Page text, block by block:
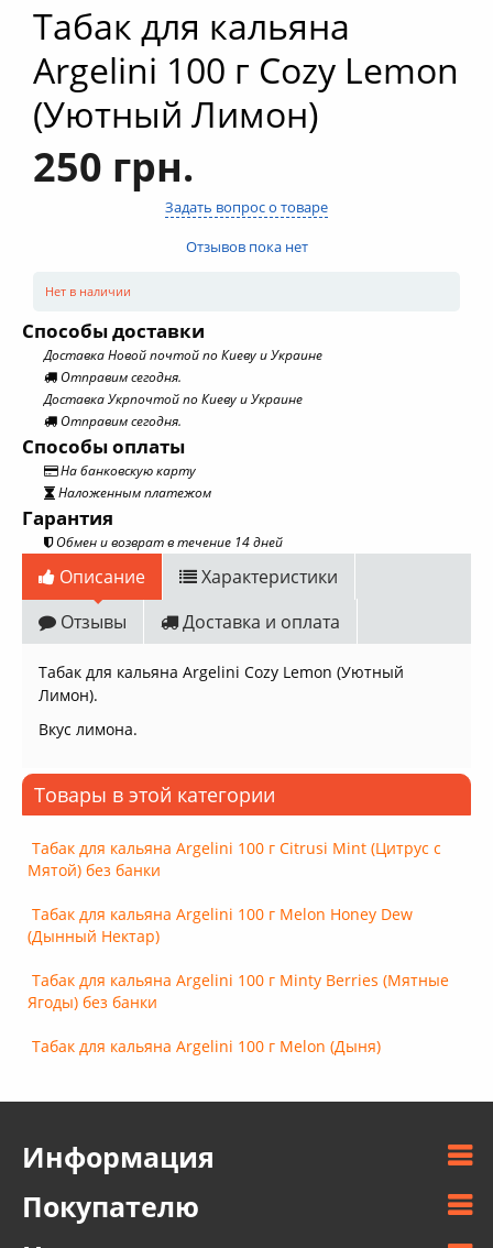
Табак для кальяна
Argelini 100 г Cozy Lemon
(Уютный Лимон)
250 грн.
Задать вопрос о товаре
Отзывов пока нет
Нет в наличии
Способы доставки
Доставка Новой почтой по Киеву и Украине
Отправим сегодня.
Доставка Укрпочтой по Киеву и Украине
Отправим сегодня.
Способы оплаты
На банковскую карту
Наложенным платежом
Гарантия
Обмен и возврат в течение 14 дней
Описание
Характеристики
Отзывы
Доставка и оплата
Табак для кальяна Argelini Cozy Lemon (Уютный
Лимон).
Вкус лимона.
Товары в этой категории
Табак для кальяна Argelini 100 г Citrusi Mint (Цитрус с
Мятой) без банки
Табак для кальяна Argelini 100 г Melon Honey Dew
(Дынный Нектар)
Табак для кальяна Argelini 100 г Minty Berries (Мятные
Ягоды) без банки
Табак для кальяна Argelini 100 г Melon (Дыня)
Информация
Покупателю